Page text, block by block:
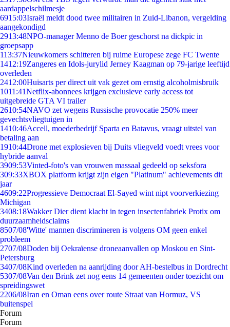
aardappelschilmesje
6915:03Israël meldt dood twee militairen in Zuid-Libanon, vergelding
aangekondigd
2913:48NPO-manager Menno de Boer geschorst na dickpic in
groepsapp
113:37Nieuwkomers schitteren bij ruime Europese zege FC Twente
1412:19Zangeres en Idols-jurylid Jerney Kaagman op 79-jarige leeftijd
overleden
2412:00Huisarts per direct uit vak gezet om ernstig alcoholmisbruik
1011:41Netflix-abonnees krijgen exclusieve early access tot
uitgebreide GTA VI trailer
2610:54NAVO zet wegens Russische provocatie 250% meer
gevechtsvliegtuigen in
1410:46Accell, moederbedrijf Sparta en Batavus, vraagt uitstel van
betaling aan
1910:44Drone met explosieven bij Duits vliegveld voedt vrees voor
hybride aanval
3909:53Vinted-foto's van vrouwen massaal gedeeld op seksfora
309:33XBOX platform krijgt zijn eigen "Platinum" achievements dit
jaar
4609:22Progressieve Democraat El-Sayed wint nipt voorverkiezing
Michigan
3408:18Wakker Dier dient klacht in tegen insectenfabriek Protix om
duurzaamheidsclaims
8507/08'Witte' mannen discrimineren is volgens OM geen enkel
probleem
2707/08Doden bij Oekraïense droneaanvallen op Moskou en Sint-
Petersburg
3407/08Kind overleden na aanrijding door AH-bestelbus in Dordrecht
5307/08Van den Brink zet nog eens 14 gemeenten onder toezicht om
spreidingswet
2206/08Iran en Oman eens over route Straat van Hormuz, VS
buitenspel
Forum
Forum